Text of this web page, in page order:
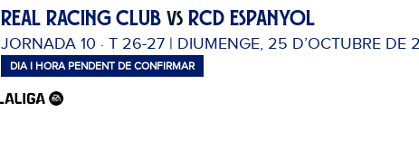
REAL RACING CLUBVS RCD ESPANYOL
JORNADA 10 · T 26-27 | DIUMENGE, 25 D’OCTUBRE DE
DIA I HORA PENDENT DE CONFIRMAR